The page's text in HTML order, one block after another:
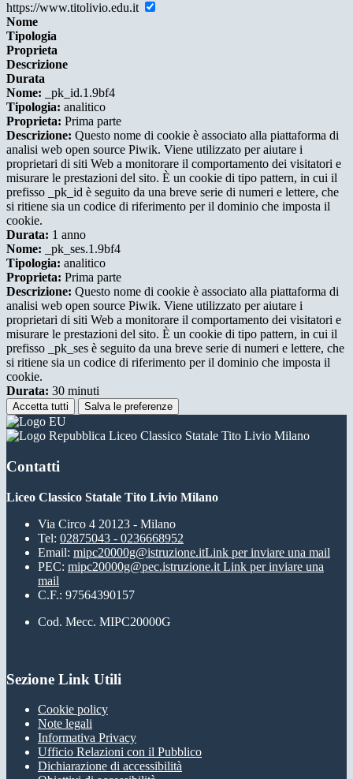
https://www.titolivio.edu.it
Nome
Tipologia
Proprieta
Descrizione
Durata
Nome: _pk_id.1.9bf4
Tipologia: analitico
Proprieta: Prima parte
Descrizione: Questo nome di cookie è associato alla piattaforma di
analisi web open source Piwik. Viene utilizzato per aiutare i
proprietari di siti Web a monitorare il comportamento dei visitatori e
misurare le prestazioni del sito. È un cookie di tipo pattern, in cui il
prefisso _pk_id è seguito da una breve serie di numeri e lettere, che
si ritiene sia un codice di riferimento per il dominio che imposta il
cookie.
Durata: 1 anno
Nome: _pk_ses.1.9bf4
Tipologia: analitico
Proprieta: Prima parte
Descrizione: Questo nome di cookie è associato alla piattaforma di
analisi web open source Piwik. Viene utilizzato per aiutare i
proprietari di siti Web a monitorare il comportamento dei visitatori e
misurare le prestazioni del sito. È un cookie di tipo pattern, in cui il
prefisso _pk_ses è seguito da una breve serie di numeri e lettere, che
si ritiene sia un codice di riferimento per il dominio che imposta il
cookie.
Durata: 30 minuti
Accetta tutti Salva le preferenze
Liceo Classico Statale Tito Livio Milano
Contatti
Liceo Classico Statale Tito Livio Milano
Via Circo 4 20123 - Milano
Tel: 02875043 - 0236668952
Email: mipc20000g@istruzione.itLink per inviare una mail
PEC: mipc20000g@pec.istruzione.it Link per inviare una
mail
C.F.: 97564390157
Cod. Mecc. MIPC20000G
Sezione Link Utili
Cookie policy
Note legali
Informativa Privacy
Ufficio Relazioni con il Pubblico
Dichiarazione di accessibilità